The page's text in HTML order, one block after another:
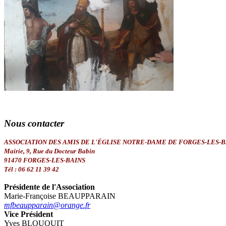
Nous contacter
ASSOCIATION DES AMIS DE L'ÉGLISE NOTRE-DAME DE FORGES-LES-
Mairie, 9, Rue du Docteur Babin
91470 FORGES-LES-BAINS
Tél : 06 62 11 39 42
Présidente de l'Association
Marie-Françoise BEAUPPARAIN
mfbeaupparain@orange.fr
Vice Président
Yves BLOUQUIT